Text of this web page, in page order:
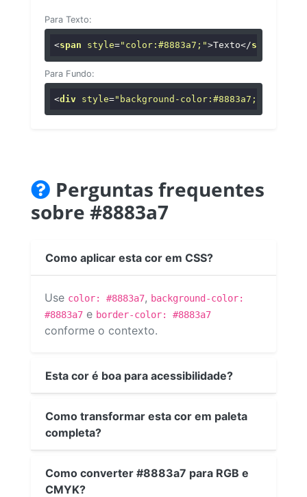
Para Texto:
<span style="color:#8883a7;">Texto</span
Para Fundo:
<div style="background-color:#8883a7;"
Perguntas frequentes
sobre #8883a7
Como aplicar esta cor em CSS?
Use color: #8883a7, background-color:
#8883a7 e border-color: #8883a7
conforme o contexto.
Esta cor é boa para acessibilidade?
Como transformar esta cor em paleta
completa?
Como converter #8883a7 para RGB e
CMYK?